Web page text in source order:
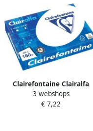
Clairefontaine Clairalfa
presentatiepapier ft A4 160
g pak van 250 vel
3 webshops
€ 7,22